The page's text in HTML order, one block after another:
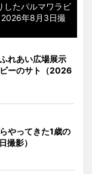
したパルマワラビ
2026年8月3日撮
れあい広場展示
ーのサト（2026
やってきた1歳の
撮影）